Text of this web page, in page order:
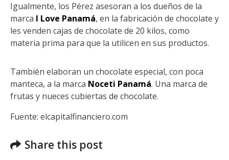
Igualmente, los Pérez asesoran a los dueños de la
marca I Love Panamá, en la fabricación de chocolate y
les venden cajas de chocolate de 20 kilos, como
materia prima para que la utilicen en sus productos.
También elaboran un chocolate especial, con poca
manteca, a la marca Noceti Panamá. Una marca de
frutas y nueces cubiertas de chocolate.
Fuente: elcapitalfinanciero.com
Share this post